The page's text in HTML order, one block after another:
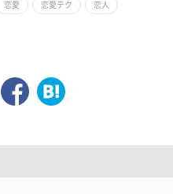
恋愛 恋愛テク 恋人